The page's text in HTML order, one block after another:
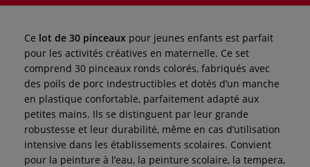
Ce lot de 30 pinceaux pour jeunes enfants est parfait
pour les activités créatives en maternelle. Ce set
comprend 30 pinceaux ronds colorés, fabriqués avec
des poils de porc indestructibles et dotés d’un manche
en plastique confortable, parfaitement adapté aux
petites mains. Ils se distinguent par leur grande
robustesse et leur durabilité, même en cas d’utilisation
intensive dans les établissements scolaires. Convient
pour la peinture à l’eau, la peinture scolaire, la tempera,